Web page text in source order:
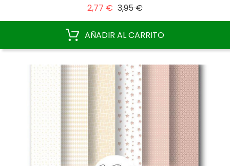
2,77 € Precio
3,95 €Precio
AÑADIR AL CARRITO